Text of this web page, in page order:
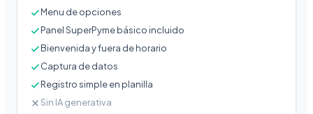
Menu de opciones
Panel SuperPyme básico incluido
Bienvenida y fuera de horario
Captura de datos
Registro simple en planilla
Sin IA generativa